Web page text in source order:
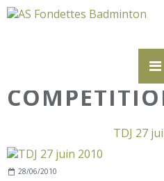
TDJ 27
28/06/2010